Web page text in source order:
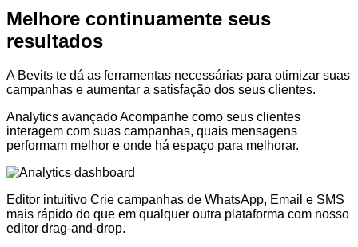
Melhore continuamente seus
resultados
A Bevits te dá as ferramentas necessárias para otimizar suas
campanhas e aumentar a satisfação dos seus clientes.
Analytics avançadoAcompanhe como seus clientes
interagem com suas campanhas, quais mensagens
performam melhor e onde há espaço para melhorar.
Editor intuitivo Crie campanhas de WhatsApp, Email e SMS
mais rápido do que em qualquer outra plataforma com nosso
editor drag-and-drop.